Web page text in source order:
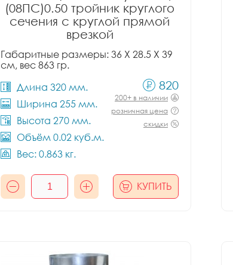
(08ПС)0.50 тройник круглого
сечения с круглой прямой
врезкой
Габаритные размеры: 36 X 28.5 X 39
см, вес 863 гр.
Длина 320 мм.
Ширина 255 мм.
Высота 270 мм.
Объём 0.02 куб.м.
Вес: 0.863 кг.
820
200+ в наличии
розничная цена
скидки
КУПИТЬ